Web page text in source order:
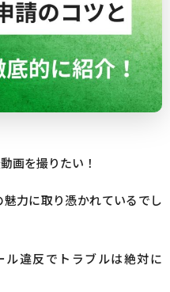
画を撮りたい！
力に取り憑かれているでし
違反でトラブルは絶対に